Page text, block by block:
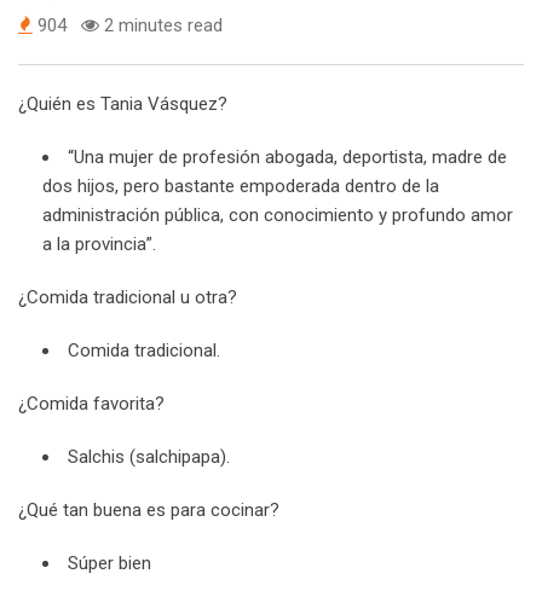
904 2 minutes read
¿Quién es Tania Vásquez?
“Una mujer de profesión abogada, deportista, madre de
dos hijos, pero bastante empoderada dentro de la
administración pública, con conocimiento y profundo amor
a la provincia”.
¿Comida tradicional u otra?
Comida tradicional.
¿Comida favorita?
Salchis (salchipapa).
¿Qué tan buena es para cocinar?
Súper bien